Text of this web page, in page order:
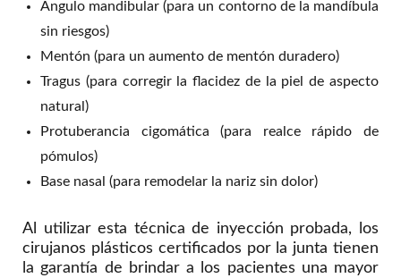
Ángulo mandibular (para un contorno de la mandíbula
sin riesgos)
Mentón (para un aumento de mentón duradero)
Tragus (para corregir la flacidez de la piel de aspecto
natural)
Protuberancia cigomática (para realce rápido de
pómulos)
Base nasal (para remodelar la nariz sin dolor)
Al utilizar esta técnica de inyección probada, los
cirujanos plásticos certificados por la junta tienen
la garantía de brindar a los pacientes una mayor